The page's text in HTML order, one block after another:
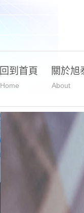
回到首頁
Home
關於旭
About